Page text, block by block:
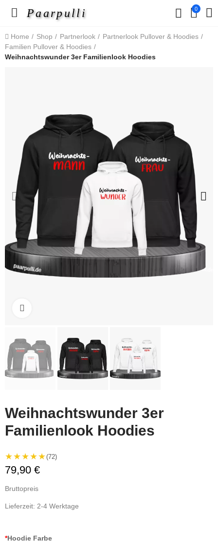
Paarpulli 0
Home Shop Partnerlook
Partnerlook Pullover & Hoodies
Familien Pullover & Hoodies
Weihnachtswunder 3er Familienlook Hoodies
Weihnachtswunder 3er
Familienlook Hoodies
★★★★★(72)
79,90 €
Bruttopreis
Lieferzeit: 2-4 Werktage
*Hoodie Farbe